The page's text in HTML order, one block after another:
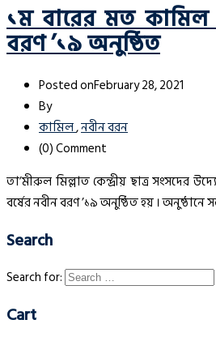
১ম বারের মত কামিল
বরণ ’১৯ অনুষ্ঠিত
Posted onFebruary 28, 2021
By
কামিল,নবীন বরন
(0)Comment
তা’মীরুল মিল্লাত কেন্দ্রীয় ছাত্র সংসদের
বর্ষের নবীন বরণ ’১৯ অনুষ্ঠিত হয় । অনুষ্ঠানে
Search
Search for:
Cart